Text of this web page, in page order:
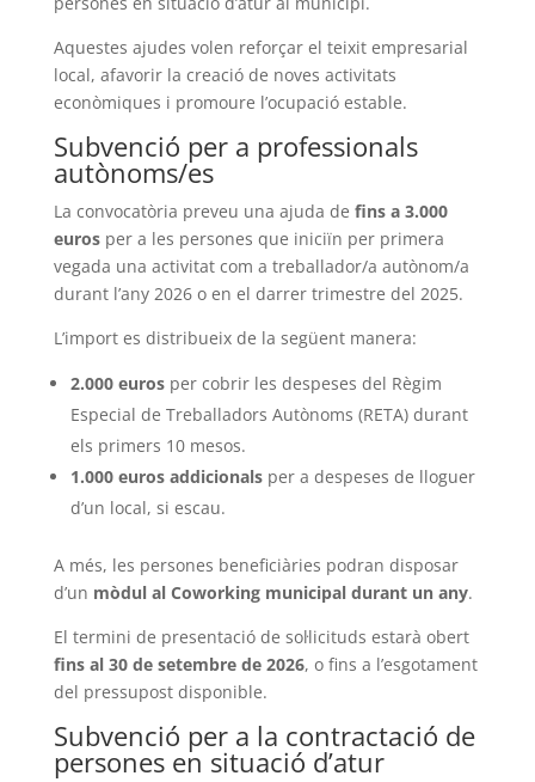
Aquestes ajudes volen reforçar el teixit empresarial
local, afavorir la creació de noves activitats
econòmiques i promoure l’ocupació estable.
Subvenció per a professionals
autònoms/es
La convocatòria preveu una ajuda de fins a 3.000
eurosper a les persones que iniciïn per primera
vegada una activitat com a treballador/a autònom/a
durant l’any 2026 o en el darrer trimestre del 2025.
L’import es distribueix de la següent manera:
2.000 eurosper cobrir les despeses del Règim
Especial de Treballadors Autònoms (RETA) durant
els primers 10 mesos.
1.000 euros addicionalsper a despeses de lloguer
d’un local, si escau.
A més, les persones beneficiàries podran disposar
d’un mòdul al Coworking municipal durant un any.
El termini de presentació de sol·licituds estarà obert
fins al 30 de setembre de 2026, o fins a l’esgotament
del pressupost disponible.
Subvenció per a la contractació de
persones en situació d’atur